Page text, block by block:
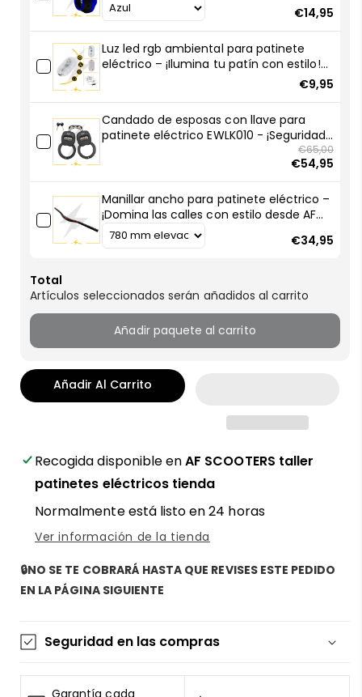
€14,95
Luz led rgb ambiental para patinete
eléctrico – ¡Ilumina tu patín con estilo!
€9,95
Candado de esposas con llave para
patinete eléctrico EWLK010 - ¡Seguridad
€65,00
€54,95
Manillar ancho para patinete eléctrico –
¡Domina las calles con estilo desde AF
SCOOTERS!
€34,95
Total
Artículos seleccionados serán añadidos al carrito
Añadir paquete al carrito
Añadir Al Carrito
Recogida disponible enAF SCOOTERS taller
patinetes eléctricos tienda
Normalmente está listo en 24 horas
Ver información de la tienda
🔒NO SE TE COBRARÁ HASTA QUE REVISES ESTE PEDIDO
EN LA PÁGINA SIGUIENTE
Seguridad en las compras
La información de las tarjetas se mantiene
segura y sin riesgos
Garantía cada